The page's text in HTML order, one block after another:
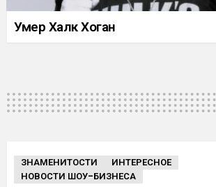
Умер Халк Хоган
ЗНАМЕНИТОСТИ
ИНТЕРЕСНОЕ
НОВОСТИ ШОУ-БИЗНЕСА